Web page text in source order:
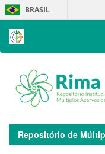
Skip
navigation
BRASIL
Repositório de